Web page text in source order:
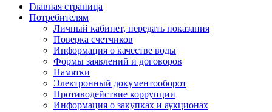
Главная страница
Потребителям
Личный кабинет, передать показания
Поверка счетчиков
Информация о качестве воды
Формы заявлений и договоров
Памятки
Электронный документооборот
Противодействие коррупции
Информация о закупках и аукционах